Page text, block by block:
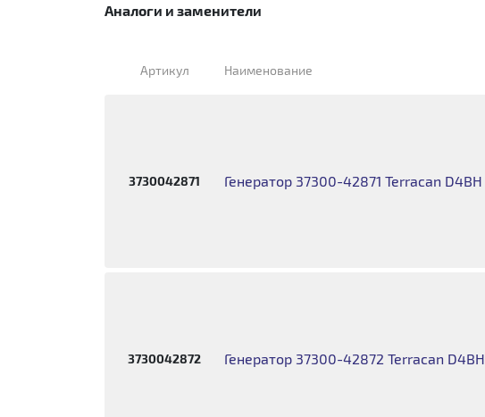
Аналоги и заменители
Артикул Наименование
3730042871 Генератор 37300-42871 Terracan D4BH
3730042872 Генератор 37300-42872 Terracan D4BH